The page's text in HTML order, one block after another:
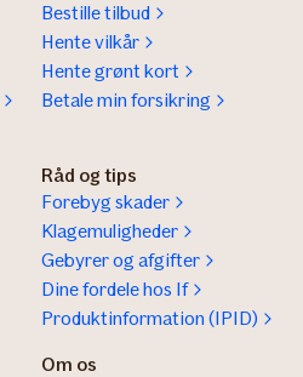
Bestille tilbud
Hente vilkår
Hente grønt kort
Betale min forsikring
Råd og tips
Forebyg skader
Klagemuligheder
Gebyrer og afgifter
Dine fordele hos If
Produktinformation (IPID)
Om os